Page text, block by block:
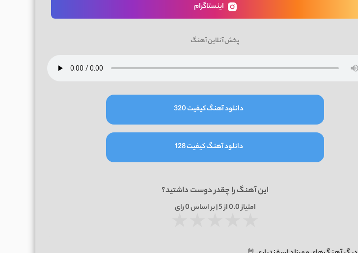
اینستاگرام
پخش آنلاین آهنگ
دانلود آهنگ کیفیت 320
دانلود آهنگ کیفیت 128
این آهنگ را چقدر دوست داشتید؟
امتیاز0.0از 5 | بر اساس 0رای